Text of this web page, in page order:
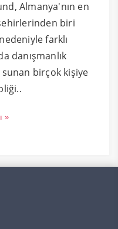
Almanya'nın en
biri
farklı
danışmanlık
birçok kişiye
»